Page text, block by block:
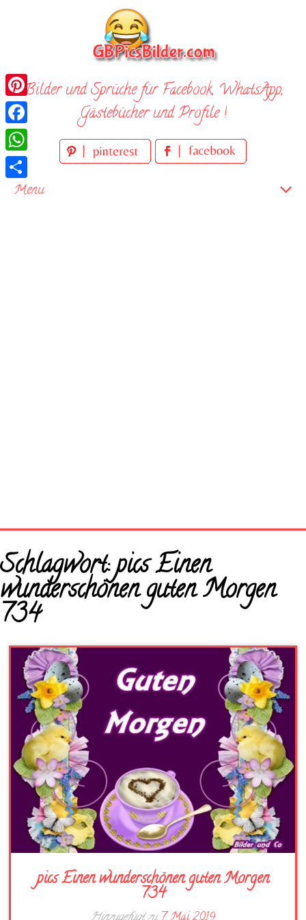
Bilder und Sprüche für Facebook, WhatsApp,
Gästebücher und Profile !
Menu
Startseite
Neue Bilder
Schlagwort:pics Einen
wunderschönen guten Morgen
734
pics Einen wunderschönen guten Morgen
734
Pinterest
Facebook
WhatsApp
Teilen